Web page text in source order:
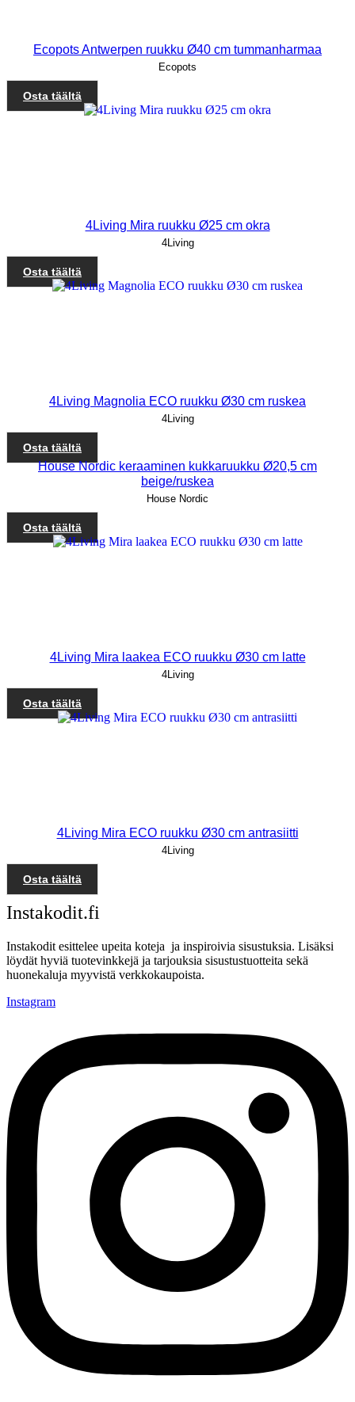
Ecopots Antwerpen ruukku Ø40 cm tummanharmaa
Ecopots
Osta täältä
4Living Mira ruukku Ø25 cm okra
4Living
Osta täältä
4Living Magnolia ECO ruukku Ø30 cm ruskea
4Living
Osta täältä
House Nordic keraaminen kukkaruukku Ø20,5 cm
beige/ruskea
House Nordic
Osta täältä
4Living Mira laakea ECO ruukku Ø30 cm latte
4Living
Osta täältä
4Living Mira ECO ruukku Ø30 cm antrasiitti
4Living
Osta täältä
Instakodit.fi
Instakodit esittelee upeita koteja ja inspiroivia sisustuksia. Lisäksi
löydät hyviä tuotevinkkejä ja tarjouksia sisustustuotteita sekä
huonekaluja myyvistä verkkokaupoista.
Instagram